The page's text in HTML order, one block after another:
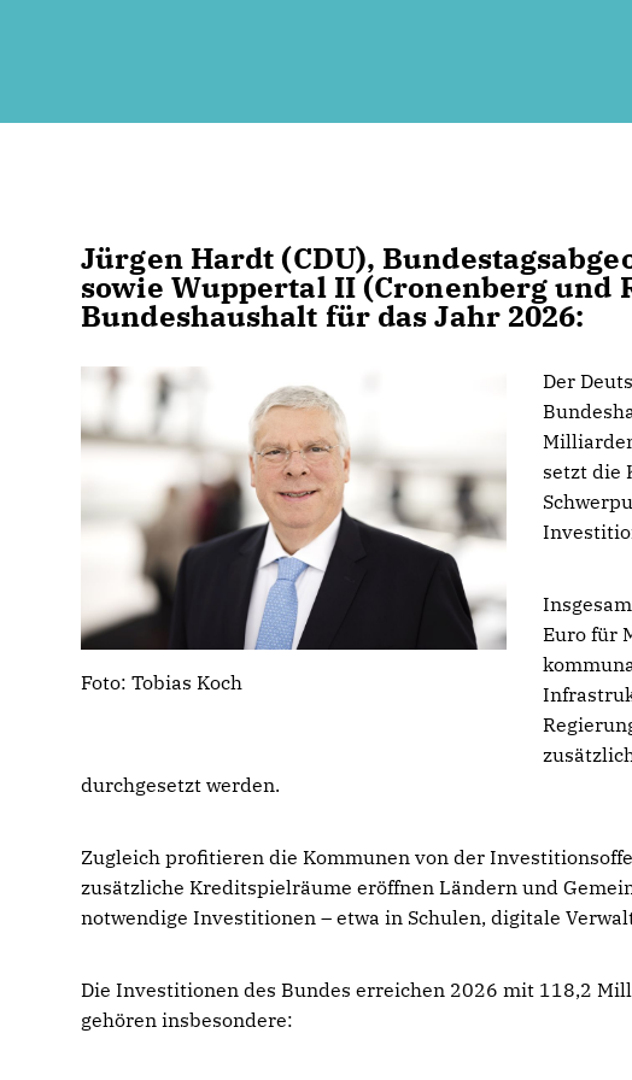
Jürgen Hardt (CDU),
sowie Wuppertal II (Cronenberg
Bundeshaushalt für das Jahr 2026:
Foto: Tobias Koch
Der
setzt die
Euro für
durchgesetzt werden.
Zugleich profitieren die Kommunen von der
zusätzliche Kreditspielräume eröffnen Ländern und
notwendige Investitionen – etwa in Schulen, digitale
Die Investitionen des Bundes erreichen 2026 mit 118,2
gehören insbesondere: